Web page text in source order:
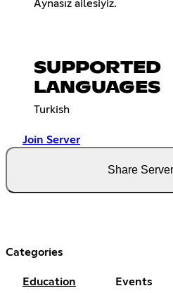
Aynasız ailesiyiz.
SUPPORTED
LANGUAGES
Turkish
Join Server
Share Server
Categories
Education Events